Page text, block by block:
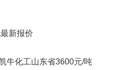
最新报价
牛化工山东省3600元/吨